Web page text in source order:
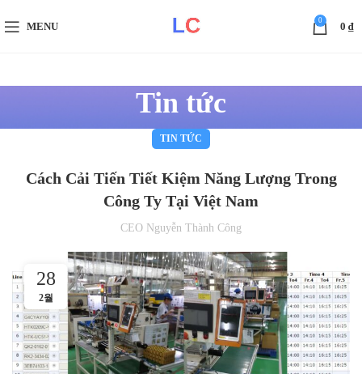
MENU
0
0 ₫
Tin tức
TIN TỨC
Cách Cải Tiến Tiết Kiệm Năng Lượng Trong
Công Ty Tại Việt Nam
CEO Nguyễn Thành Công
28
2월